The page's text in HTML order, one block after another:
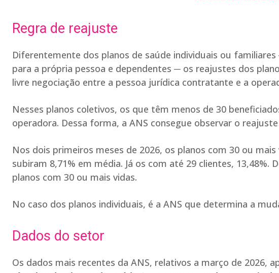
Regra de reajuste
Diferentemente dos planos de saúde individuais ou
para a própria pessoa e dependentes ─ os reajustes dos
livre negociação entre a pessoa jurídica contratante e a
Nesses planos coletivos, os que têm menos de 30
operadora. Dessa forma, a ANS consegue observar o
Nos dois primeiros meses de 2026, os planos com 30 ou
subiram 8,71% em média. Já os com até 29 clientes, 13,48%.
planos com 30 ou mais vidas.
No caso dos planos individuais, é a ANS que determina a
Dados do setor
Os dados mais recentes da ANS, relativos a março de 2026,